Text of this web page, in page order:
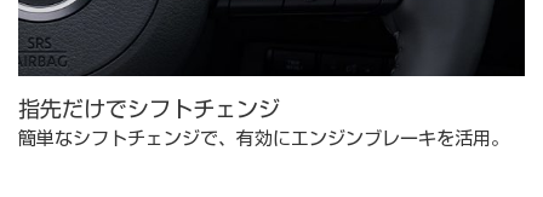
指先だけでシフトチェンジ
簡単なシフトチェンジで、有効にエンジンブレーキを活用。